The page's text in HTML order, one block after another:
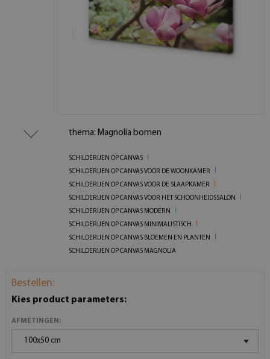
thema: Magnolia bomen
SCHILDERIJEN OP CANVAS
SCHILDERIJEN OP CANVAS VOOR DE WOONKAMER
SCHILDERIJEN OP CANVAS VOOR DE SLAAPKAMER
SCHILDERIJEN OP CANVAS VOOR HET SCHOONHEIDSSALON
SCHILDERIJEN OP CANVAS MODERN
SCHILDERIJEN OP CANVAS MINIMALISTISCH
SCHILDERIJEN OP CANVAS BLOEMEN EN PLANTEN
SCHILDERIJEN OP CANVAS MAGNOLIA
Bestellen:
Kies product parameters:
AFMETINGEN:
100x50 cm